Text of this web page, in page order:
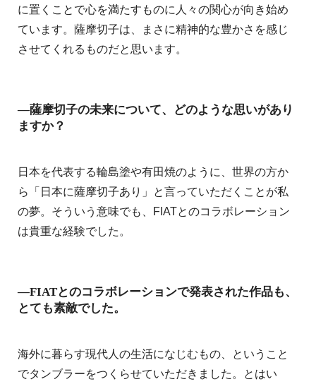
に置くことで心を満たすものに人々の関心が向き始め
ています。薩摩切子は、まさに精神的な豊かさを感じ
させてくれるものだと思います。
―薩摩切子の未来について、どのような思いがあり
ますか？
日本を代表する輪島塗や有田焼のように、世界の方か
ら「日本に薩摩切子あり」と言っていただくことが私
の夢。そういう意味でも、FIATとのコラボレーション
は貴重な経験でした。
―FIATとのコラボレーションで発表された作品も、
とても素敵でした。
海外に暮らす現代人の生活になじむもの、ということ
でタンブラーをつくらせていただきました。とはい